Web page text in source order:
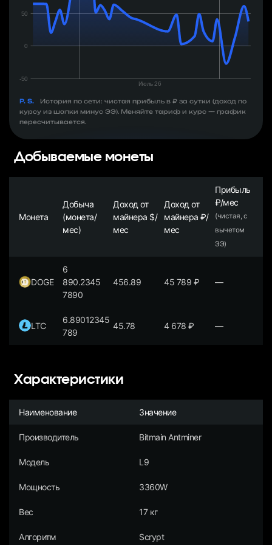
P. S.
История по сети: чистая прибыль в ₽ за сутки (доход по
курсу из шапки минус ЭЭ). Меняйте тариф и курс — график
пересчитывается.
Добываемые монеты
Монета
Добыча
(монета/
мес)
Доход от
майнера $/
мес
Доход от
майнера ₽/
мес
Прибыль
₽/мес
(чистая, с
вычетом
ЭЭ)
DOGE
6
890.2345
7890
456.89 45 789 ₽ —
LTC
6.89012345
789
45.78 4 678 ₽ —
Характеристики
Наименование Значение
Производитель Bitmain Antminer
Модель L9
Мощность 3360W
Вес 17 кг
Алгоритм Scrypt